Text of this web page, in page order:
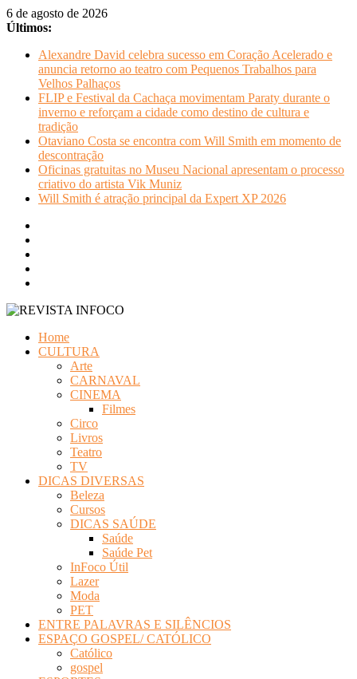
Pular
para
conteúdo
6 de agosto de 2026
Últimos:
Alexandre David celebra sucesso em Coração Acelerado e
anuncia retorno ao teatro com Pequenos Trabalhos para
Velhos Palhaços
FLIP e Festival da Cachaça movimentam Paraty durante o
inverno e reforçam a cidade como destino de cultura e
tradição
Otaviano Costa se encontra com Will Smith em momento de
descontração
Oficinas gratuitas no Museu Nacional apresentam o processo
criativo do artista Vik Muniz
Will Smith é atração principal da Expert XP 2026
INFOCO
Home
CULTURA
Arte
CARNAVAL
CINEMA
Filmes
Circo
Livros
Teatro
TV
DICAS DIVERSAS
Beleza
Cursos
DICAS SAÚDE
Saúde
Saúde Pet
InFoco Útil
Lazer
Moda
PET
ENTRE PALAVRAS E SILÊNCIOS
ESPAÇO GOSPEL/ CATÓLICO
Católico
gospel